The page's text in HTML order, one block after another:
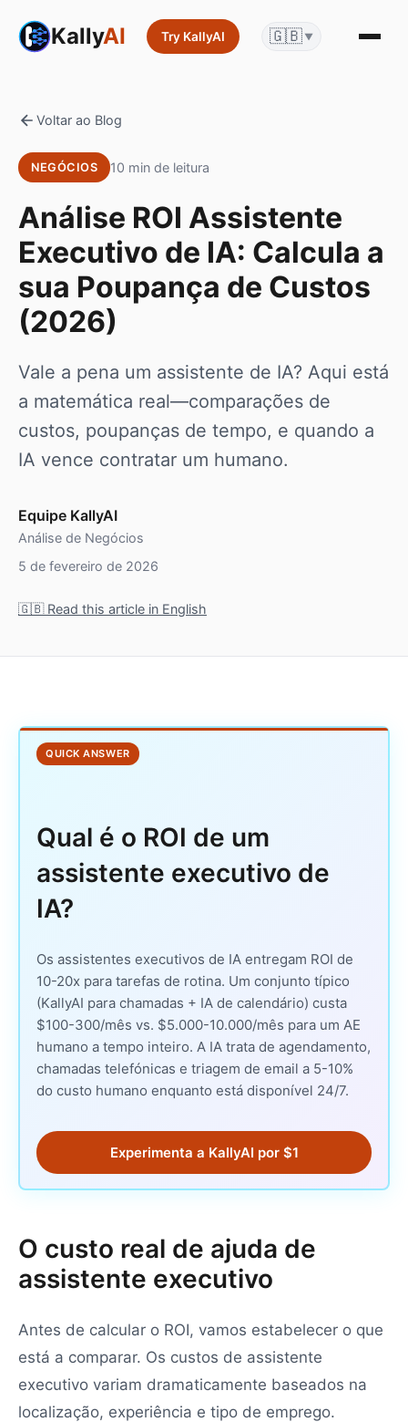
KallyAI Try KallyAI 🇬🇧 ▼
Voltar ao Blog
NEGÓCIOS 10 min de leitura
Análise ROI Assistente
Executivo de IA: Calcula a
sua Poupança de Custos
(2026)
Vale a pena um assistente de IA? Aqui está
a matemática real—comparações de
custos, poupanças de tempo, e quando a
IA vence contratar um humano.
Equipe KallyAI
Análise de Negócios
5 de fevereiro de 2026
🇬🇧 Read this article in English
QUICK ANSWER
Qual é o ROI de um
assistente executivo de
IA?
Os assistentes executivos de IA entregam ROI de
10-20x para tarefas de rotina. Um conjunto típico
(KallyAI para chamadas + IA de calendário) custa
$100-300/mês vs. $5.000-10.000/mês para um AE
humano a tempo inteiro. A IA trata de agendamento,
chamadas telefónicas e triagem de email a 5-10%
do custo humano enquanto está disponível 24/7.
Experimenta a KallyAI por $1
O custo real de ajuda de
assistente executivo
Antes de calcular o ROI, vamos estabelecer o que
está a comparar. Os custos de assistente
executivo variam dramaticamente baseados na
localização, experiência e tipo de emprego.